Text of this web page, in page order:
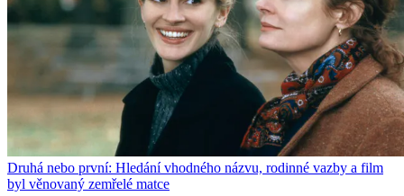
Druhá nebo první: Hledání vhodného názvu, rodinné vazby a film
byl věnovaný zemřelé matce